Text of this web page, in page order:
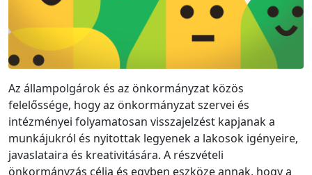
Az állampolgárok és az önkormányzat közös
felelőssége, hogy az önkormányzat szervei és
intézményei folyamatosan visszajelzést kapjanak a
munkájukról és nyitottak legyenek a lakosok igényeire,
javaslataira és kreativitására. A részvételi
önkormányzás célja és egyben eszköze annak, hogy a